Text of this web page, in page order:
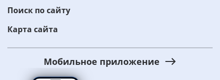
Поиск по сайту
Карта сайта
Мобильное приложение